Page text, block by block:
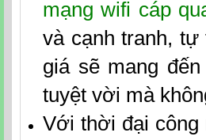
mạng wifi cáp
và cạnh tranh,
giá sẽ mang
tuyệt vời mà
Với thời đại công